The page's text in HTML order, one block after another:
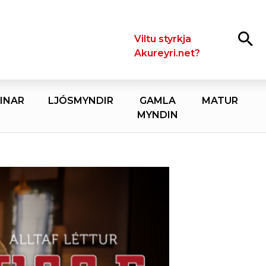
LeitaViltu styrkja
Akureyri.net?
LJÓSMYNDIR
GAMLA
MYNDIN
MATUR